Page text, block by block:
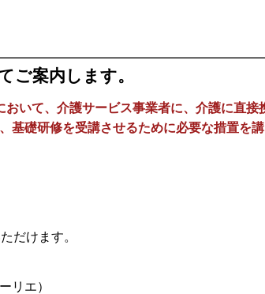
ご案内します。
いて、介護サービス事業者に、介護に直接
基礎研修を受講させるために必要な措置を
だけます。
リエ）